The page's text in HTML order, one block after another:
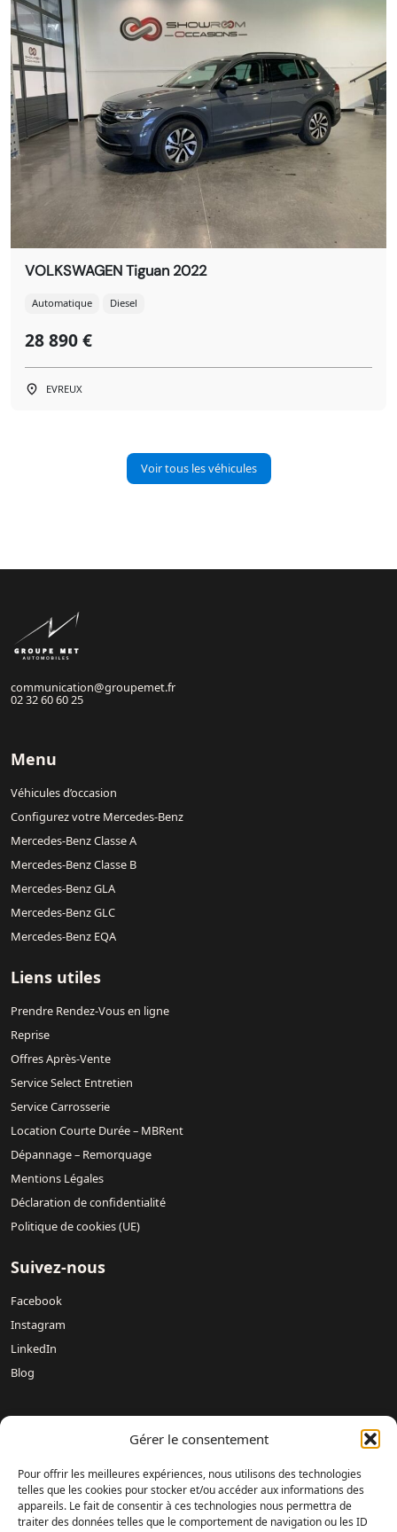
Gérer le consentement
Pour offrir les meilleures expériences, nous utilisons des technologies
telles que les cookies pour stocker et/ou accéder aux informations des
appareils. Le fait de consentir à ces technologies nous permettra de
traiter des données telles que le comportement de navigation ou les ID
VOLKSWAGEN Tiguan 2022
Automatique Diesel
28 890 €
EVREUX
Voir tous les véhicules
communication@groupemet.fr
02 32 60 60 25
Menu
Véhicules d’occasion
Configurez votre Mercedes-Benz
Mercedes-Benz Classe A
Mercedes-Benz Classe B
Mercedes-Benz GLA
Mercedes-Benz GLC
Mercedes-Benz EQA
Liens utiles
Prendre Rendez-Vous en ligne
Reprise
Offres Après-Vente
Service Select Entretien
Service Carrosserie
Location Courte Durée – MBRent
Dépannage – Remorquage
Mentions Légales
Déclaration de confidentialité
Politique de cookies (UE)
Suivez-nous
Facebook
Instagram
LinkedIn
Blog
Mercedes-Benz DREUX /
Mercedes-Benz
Mercedes-Benz Mondeville Caen – AUBIN NORMANDIE /
Mercedes-Benz Le Havre – LAMARTINE AUTOMOBILES /
Mercedes-Benz Magnanville – DAVIS MONGAZONS /
Mercedes-Benz Fontenay-sur-Eure – DAVIS 28 /Mercedes-Benz